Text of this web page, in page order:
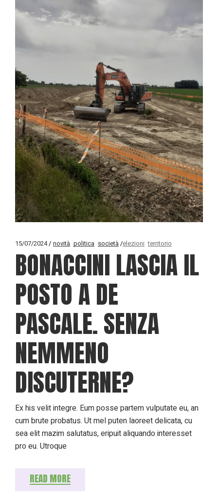
15/07/2024 novità politica società elezioni territorio
BONACCINI LASCIA IL
POSTO A DE
PASCALE. SENZA
NEMMENO
DISCUTERNE?
Ex his velit integre. Eum posse partem vulputate eu, an
cum brute probatus. Ut mel puten laoreet delicata, cu
sea elit mazim salutatus, eripuit aliquando interesset
pro eu. Utroque
READ MORE